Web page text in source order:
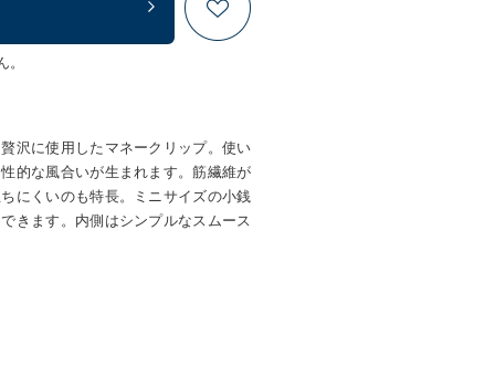
沢に使用したマネークリップ。使い
的な風合いが生まれます。筋繊維が
にくいのも特長。ミニサイズの小銭
きます。内側はシンプルなスムース